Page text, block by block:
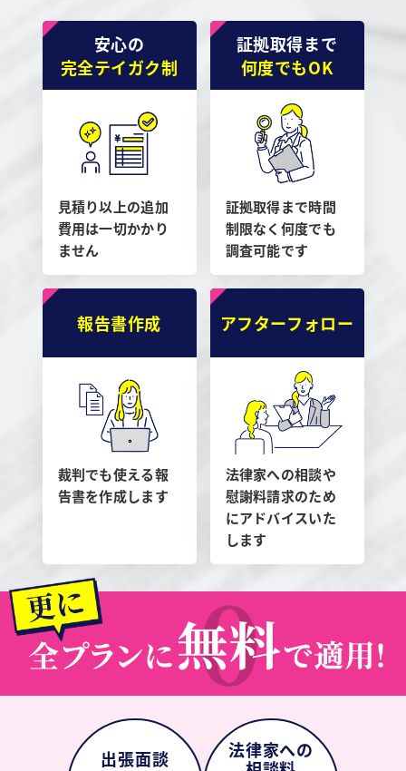
安心の
完全テイガク制
見積り以上の追加
費用は一切かかり
ません
証拠取得まで
何度でもOK
証拠取得まで時間
制限なく何度でも
調査可能です
報告書作成
裁判でも使える報
告書を作成します
アフターフォロー
法律家への相談や
慰謝料請求のため
にアドバイスいた
します
出張面談
法律家への